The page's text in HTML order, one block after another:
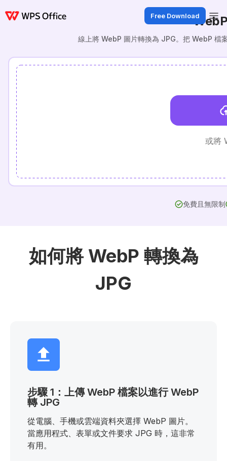
Free Download
線上將 WebP 圖片轉換為 JPG。把 WebP 檔
或將
免費且無限制
如何將 WebP 轉換為
JPG
步驟 1：上傳 WebP 檔案以進行 WebP
轉 JPG
從電腦、手機或雲端資料夾選擇 WebP 圖片。
當應用程式、表單或文件要求 JPG 時，這非常
有用。